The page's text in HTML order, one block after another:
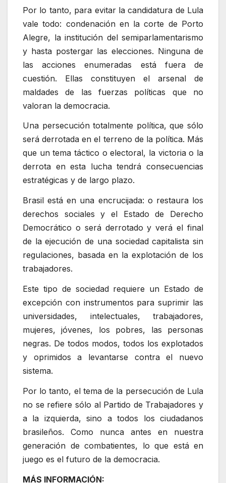
Por lo tanto, para evitar la candidatura de Lula
vale todo: condenación en la corte de Porto
Alegre, la institución del semiparlamentarismo
y hasta postergar las elecciones. Ninguna de
las acciones enumeradas está fuera de
cuestión. Ellas constituyen el arsenal de
maldades de las fuerzas políticas que no
valoran la democracia.
Una persecución totalmente política, que sólo
será derrotada en el terreno de la política. Más
que un tema táctico o electoral, la victoria o la
derrota en esta lucha tendrá consecuencias
estratégicas y de largo plazo.
Brasil está en una encrucijada: o restaura los
derechos sociales y el Estado de Derecho
Democrático o será derrotado y verá el final
de la ejecución de una sociedad capitalista sin
regulaciones, basada en la explotación de los
trabajadores.
Este tipo de sociedad requiere un Estado de
excepción con instrumentos para suprimir las
universidades, intelectuales, trabajadores,
mujeres, jóvenes, los pobres, las personas
negras. De todos modos, todos los explotados
y oprimidos a levantarse contra el nuevo
sistema.
Por lo tanto, el tema de la persecución de Lula
no se refiere sólo al Partido de Trabajadores y
a la izquierda, sino a todos los ciudadanos
brasileños. Como nunca antes en nuestra
generación de combatientes, lo que está en
juego es el futuro de la democracia.
MÁS INFORMACIÓN: